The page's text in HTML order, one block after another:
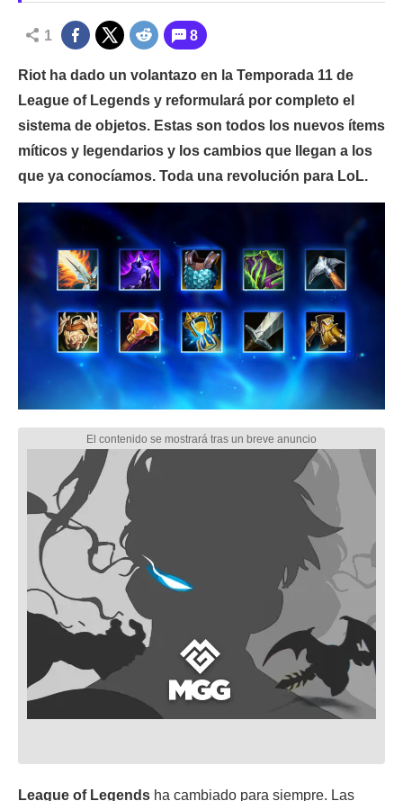
1 8
Riot ha dado un volantazo en la Temporada 11 de
League of Legends y reformulará por completo el
sistema de objetos. Estas son todos los nuevos ítems
míticos y legendarios y los cambios que llegan a los
que ya conocíamos. Toda una revolución para LoL.
League of Legends ha cambiado para siempre. Las